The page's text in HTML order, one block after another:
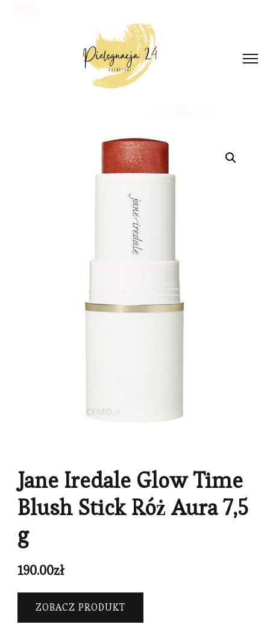
Jane Iredale Glow Time
Blush Stick Róż Aura 7,5
g
190.00zł
ZOBACZ PRODUKT